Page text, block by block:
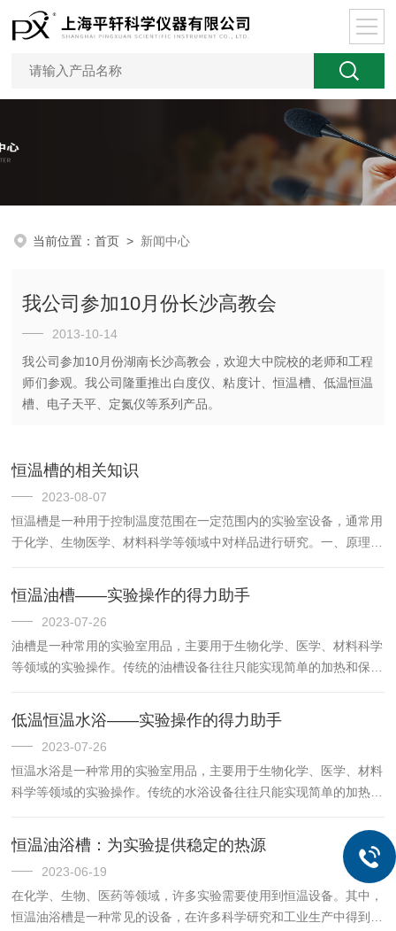
当前位置：首页 > 新闻中心
我公司参加10月份长沙高教会
2013-10-14
我公司参加10月份湖南长沙高教会，欢迎大中院校的老师和工程
师们参观。我公司隆重推出白度仪、粘度计、恒温槽、低温恒温
槽、电子天平、定氮仪等系列产品。
恒温槽的相关知识
2023-08-07
恒温槽是一种用于控制温度范围在一定范围内的实验室设备，通常用
于化学、生物医学、材料科学等领域中对样品进行研究。一、原理主
系统和制冷系统可以分别控制样品在不同的温度下进行反应或保
存；...
恒温油槽——实验操作的得力助手
2023-07-26
油槽是一种常用的实验室用品，主要用于生物化学、医学、材料科学
等领域的实验操作。传统的油槽设备往往只能实现简单的加热和保温
型的油槽设备——恒温油槽。此恒温槽是一种具有高精度温度控制
功...
低温恒温水浴——实验操作的得力助手
2023-07-26
恒温水浴是一种常用的实验室用品，主要用于生物化学、医学、材料
科学等领域的实验操作。传统的水浴设备往往只能实现简单的加热和
种新型的水浴设备——低温恒温水浴。次恒温水浴是一种具有高精
度...
恒温油浴槽：为实验提供稳定的热源
2023-06-19
在化学、生物、医药等领域，许多实验需要使用到恒温设备。其中，
恒温油浴槽是一种常见的设备，在许多科学研究和工业生产中得到广